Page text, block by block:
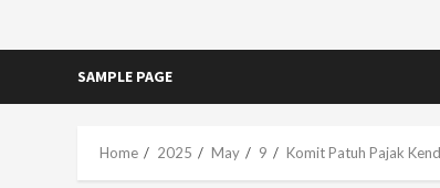
SAMPLE PAGE
Home 2025 May 9 Komit Patuh Pajak